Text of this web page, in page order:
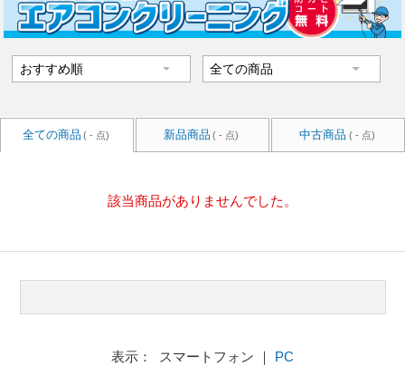
全ての商品 ( - 点) 新品商品 ( - 点) 中古商品 ( - 点)
該当商品がありませんでした。
表示： スマートフォン ｜ PC